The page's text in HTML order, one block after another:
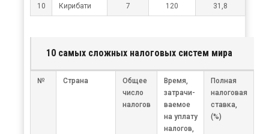
10 Кирибати 7 120 31,8
10 самых сложных налоговых систем мира
№ Страна
Общее
число
налогов
Время,
затрачи-
ваемое
на уплату
налогов,
Полная
налоговая
ставка,
(%)